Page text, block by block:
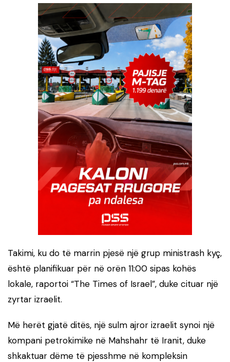
Takimi, ku do të marrin pjesë një grup ministrash kyç,
është planifikuar për në orën 11:00 sipas kohës
lokale, raportoi “The Times of Israel”, duke cituar një
zyrtar izraelit.
Më herët gjatë ditës, një sulm ajror izraelit synoi një
kompani petrokimike në Mahshahr të Iranit, duke
shkaktuar dëme të pjesshme në kompleksin